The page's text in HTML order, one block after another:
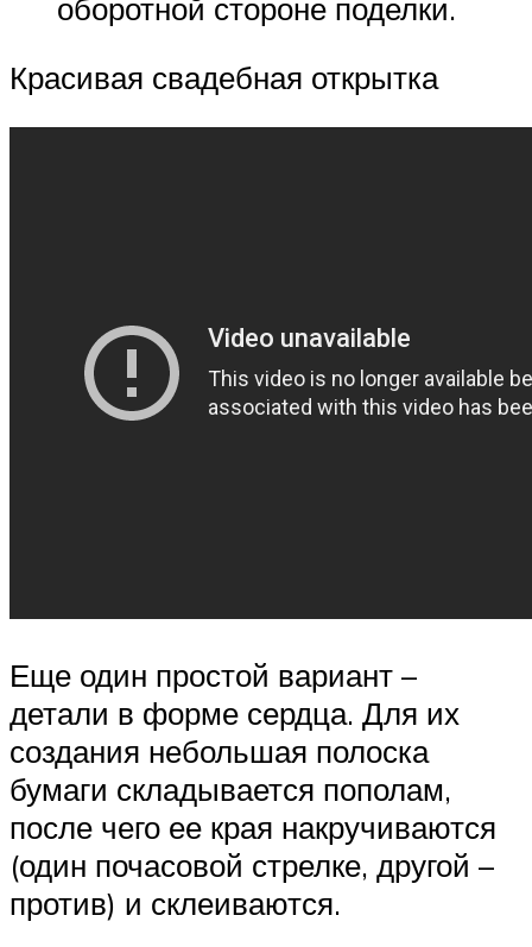
оборотной стороне поделки.
Красивая свадебная открытка
Еще один простой вариант –
детали в форме сердца. Для их
создания небольшая полоска
бумаги складывается пополам,
после чего ее края накручиваются
(один почасовой стрелке, другой –
против) и склеиваются.